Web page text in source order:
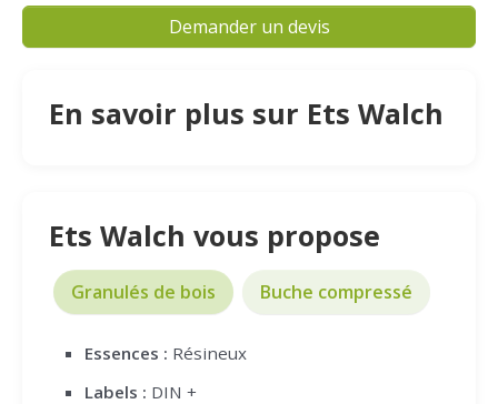
Demander un devis
En savoir plus sur Ets Walch
Ets Walch vous propose
Granulés de bois Buche compressé
Essences : Résineux
Labels : DIN +